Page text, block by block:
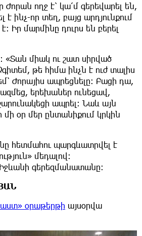
ողջ է՝ կա՛մ գերեվարել են,
է ինչ-որ տեղ, բայց արդյունքում
Իր մարմինը դուրս են բերել
«Տան միակ ու շատ սիրված
թե հիմա ինչն է ուժ տալիս
Ժորայիս ապրեցնելը։ Բացի դա,
երեխաներ ունեցավ,
ապրել։ Նաև այն
մի օր մեր ընտանիքում կրկին
հետմահու պարգևատրվել է
մեդալով։
գերեզմանատանը։
օրաթերթի այսօրվա